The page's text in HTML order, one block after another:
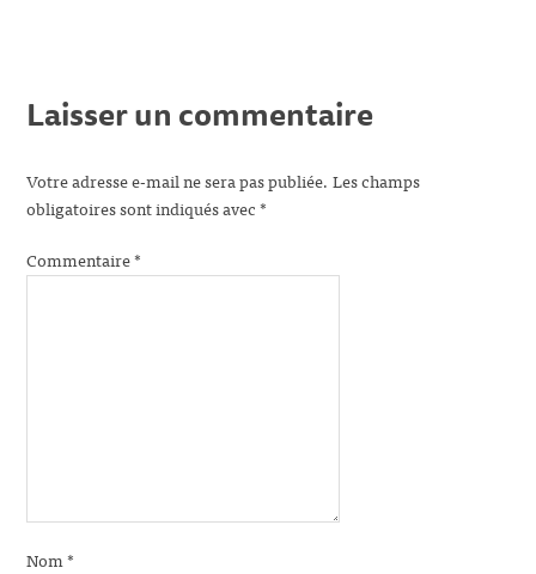
Laisser un commentaire
Votre adresse e-mail ne sera pas publiée. Les champs
obligatoires sont indiqués avec*
Commentaire*
Nom*